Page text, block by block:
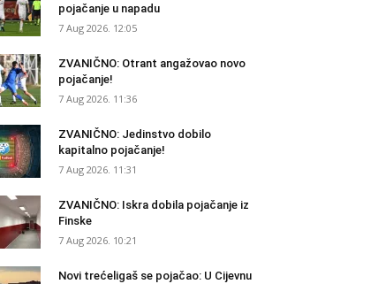
pojačanje u napadu
7 Aug 2026. 12:05
ZVANIČNO: Otrant angažovao novo
pojačanje!
7 Aug 2026. 11:36
ZVANIČNO: Jedinstvo dobilo
kapitalno pojačanje!
7 Aug 2026. 11:31
ZVANIČNO: Iskra dobila pojačanje iz
Finske
7 Aug 2026. 10:21
Novi trećeligaš se pojačao: U Cijevnu